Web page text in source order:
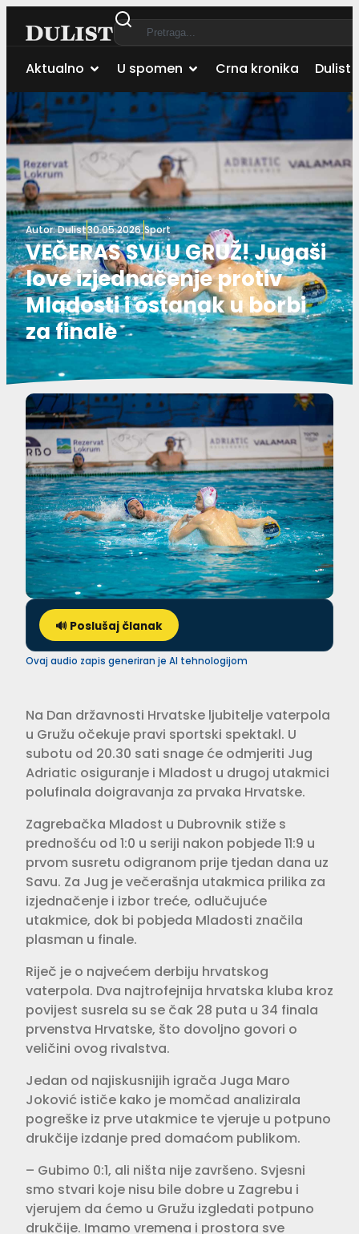
Aktualno U spomen Crna kronika Dulist
Autor:Dulist30.05.2026.Sport
VEČERAS SVI U GRUŽ! Jugaši
love izjednačenje protiv
Mladosti i ostanak u borbi
za finale
🔊 Poslušaj članak
Ovaj audio zapis generiran je AI tehnologijom
Na Dan državnosti Hrvatske ljubitelje vaterpola
u Gružu očekuje pravi sportski spektakl. U
subotu od 20.30 sati snage će odmjeriti Jug
Adriatic osiguranje i Mladost u drugoj utakmici
polufinala doigravanja za prvaka Hrvatske.
Zagrebačka Mladost u Dubrovnik stiže s
prednošću od 1:0 u seriji nakon pobjede 11:9 u
prvom susretu odigranom prije tjedan dana uz
Savu. Za Jug je večerašnja utakmica prilika za
izjednačenje i izbor treće, odlučujuće
utakmice, dok bi pobjeda Mladosti značila
plasman u finale.
Riječ je o najvećem derbiju hrvatskog
vaterpola. Dva najtrofejnija hrvatska kluba kroz
povijest susrela su se čak 28 puta u 34 finala
prvenstva Hrvatske, što dovoljno govori o
veličini ovog rivalstva.
Jedan od najiskusnijih igrača Juga Maro
Joković ističe kako je momčad analizirala
pogreške iz prve utakmice te vjeruje u potpuno
drukčije izdanje pred domaćom publikom.
– Gubimo 0:1, ali ništa nije završeno. Svjesni
smo stvari koje nisu bile dobre u Zagrebu i
vjerujem da ćemo u Gružu izgledati potpuno
drukčije. Imamo vremena i prostora sve